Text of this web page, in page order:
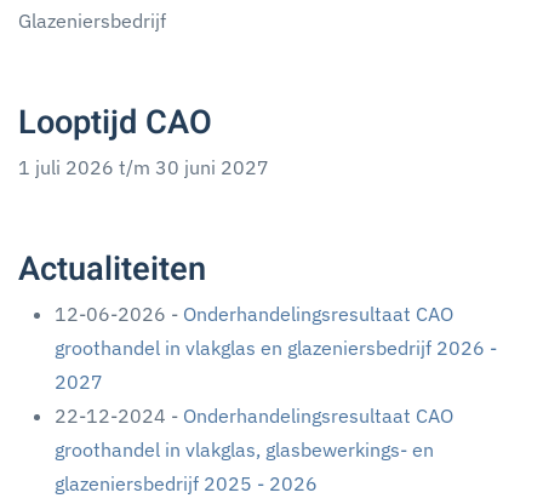
Glazeniersbedrijf
Looptijd CAO
1 juli 2026 t/m 30 juni 2027
Actualiteiten
12-06-2026 - Onderhandelingsresultaat CAO
groothandel in vlakglas en glazeniersbedrijf 2026 -
2027
22-12-2024 - Onderhandelingsresultaat CAO
groothandel in vlakglas, glasbewerkings- en
glazeniersbedrijf 2025 - 2026